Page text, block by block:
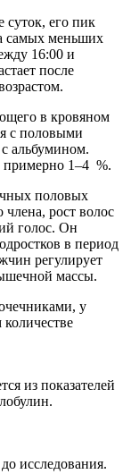
суток, его пик
самых меньших
16:00 и
после
в кровяном
с половыми
альбумином.
примерно 1–4 %.
половых
члена, рост волос
голос. Он
в период
регулирует
массы.
у
из показателей
исследования.